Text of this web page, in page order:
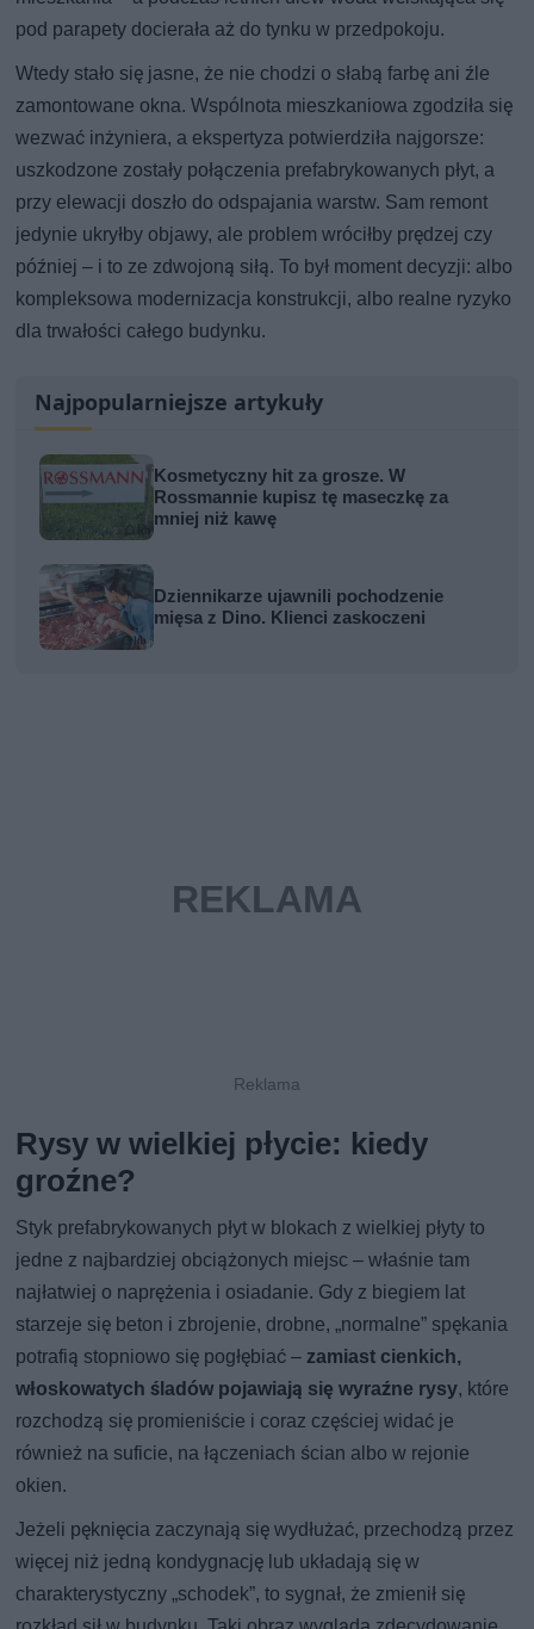
pod parapety docierała aż do tynku w przedpokoju.
Wtedy stało się jasne, że nie chodzi o słabą farbę ani źle
zamontowane okna. Wspólnota mieszkaniowa zgodziła się
wezwać inżyniera, a ekspertyza potwierdziła najgorsze:
uszkodzone zostały połączenia prefabrykowanych płyt, a
przy elewacji doszło do odspajania warstw. Sam remont
jedynie ukryłby objawy, ale problem wróciłby prędzej czy
później – i to ze zdwojoną siłą. To był moment decyzji: albo
kompleksowa modernizacja konstrukcji, albo realne ryzyko
dla trwałości całego budynku.
Najpopularniejsze artykuły
Kosmetyczny hit za grosze. W
Rossmannie kupisz tę maseczkę za
mniej niż kawę
Dziennikarze ujawnili pochodzenie
mięsa z Dino. Klienci zaskoczeni
Rysy w wielkiej płycie: kiedy
groźne?
Styk prefabrykowanych płyt w blokach z wielkiej płyty to
jedne z najbardziej obciążonych miejsc – właśnie tam
najłatwiej o naprężenia i osiadanie. Gdy z biegiem lat
starzeje się beton i zbrojenie, drobne, „normalne” spękania
potrafią stopniowo się pogłębiać – zamiast cienkich,
włoskowatych śladów pojawiają się wyraźne rysy, które
rozchodzą się promieniście i coraz częściej widać je
również na suficie, na łączeniach ścian albo w rejonie
okien.
Jeżeli pęknięcia zaczynają się wydłużać, przechodzą przez
więcej niż jedną kondygnację lub układają się w
charakterystyczny „schodek”, to sygnał, że zmienił się